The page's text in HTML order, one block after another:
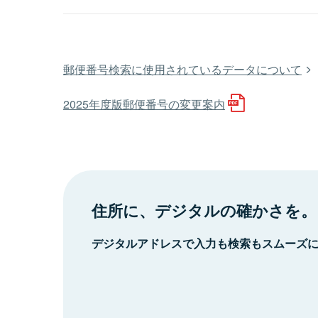
郵便番号検索に使用されているデータについて
2025年度版郵便番号の変更案内
住所に、デジタルの確かさを。
デジタルアドレスで入力も検索もスムーズ